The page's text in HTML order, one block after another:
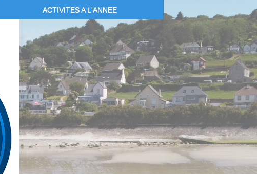
ACTIVITES A L'ANNEE